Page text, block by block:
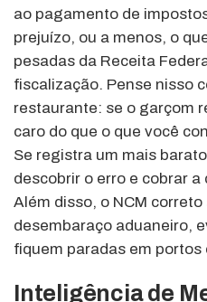
ao pagamento de
prejuízo, ou a menos, o
pesadas da Receita
fiscalização. Pense nisso
restaurante: se o garçom
caro do que o que você
Se registra um mais
descobrir o erro e cobrar
Além disso, o NCM
desembaraço aduaneiro,
fiquem paradas em portos
Inteligência de